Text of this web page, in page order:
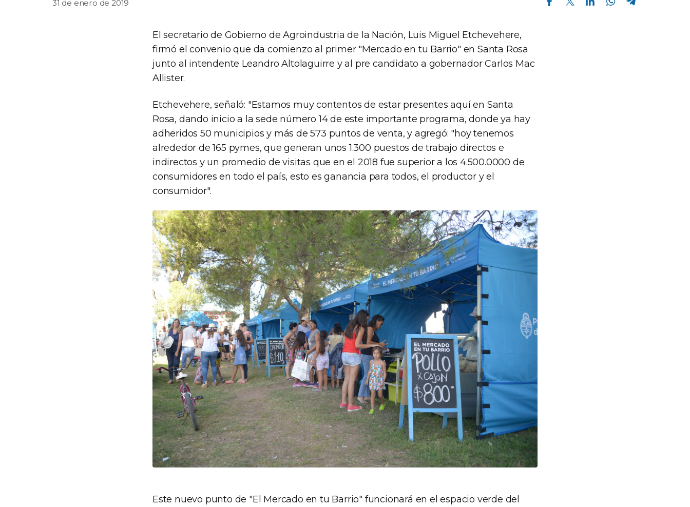
31 de enero de 2019
El secretario de Gobierno de Agroindustria de la Nación, Luis Miguel Etchevehere,
firmó el convenio que da comienzo al primer "Mercado en tu Barrio" en Santa Rosa
junto al intendente Leandro Altolaguirre y al pre candidato a gobernador Carlos Mac
Allister.
Etchevehere, señaló: "Estamos muy contentos de estar presentes aquí en Santa
Rosa, dando inicio a la sede número 14 de este importante programa, donde ya hay
adheridos 50 municipios y más de 573 puntos de venta, y agregó: "hoy tenemos
alrededor de 165 pymes, que generan unos 1.300 puestos de trabajo directos e
indirectos y un promedio de visitas que en el 2018 fue superior a los 4.500.0000 de
consumidores en todo el país, esto es ganancia para todos, el productor y el
consumidor".
Este nuevo punto de "El Mercado en tu Barrio" funcionará en el espacio verde del